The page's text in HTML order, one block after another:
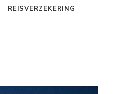
REISVERZEKERING